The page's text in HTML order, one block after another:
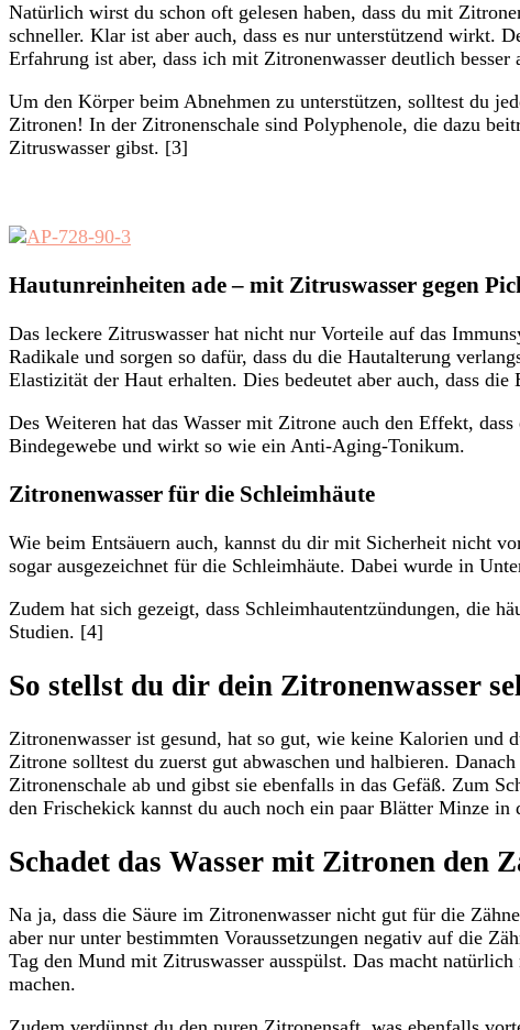
Natürlich wirst du schon oft gelesen haben, dass du mit
schneller. Klar ist aber auch, dass es nur unterstützend wirkt.
Erfahrung ist aber, dass ich mit Zitronenwasser deutlich
Um den Körper beim Abnehmen zu unterstützen, solltest du
Zitronen! In der Zitronenschale sind Polyphenole, die dazu
Zitruswasser gibst. [3]
Hautunreinheiten ade – mit Zitruswasser gegen
Das leckere Zitruswasser hat nicht nur Vorteile auf das
Radikale und sorgen so dafür, dass du die Hautalterung
Elastizität der Haut erhalten. Dies bedeutet aber auch, dass
Des Weiteren hat das Wasser mit Zitrone auch den Effekt, dass
Bindegewebe und wirkt so wie ein Anti-Aging-Tonikum.
Zitronenwasser für die Schleimhäute
Wie beim Entsäuern auch, kannst du dir mit Sicherheit nicht
sogar ausgezeichnet für die Schleimhäute. Dabei wurde in
Zudem hat sich gezeigt, dass Schleimhautentzündungen, die
Studien. [4]
So stellst du dir dein Zitronenwasser
Zitronenwasser ist gesund, hat so gut, wie keine Kalorien
Zitrone solltest du zuerst gut abwaschen und halbieren.
Zitronenschale ab und gibst sie ebenfalls in das Gefäß. Zum
den Frischekick kannst du auch noch ein paar Blätter Minze in
Schadet das Wasser mit Zitronen den
Na ja, dass die Säure im Zitronenwasser nicht gut für die
aber nur unter bestimmten Voraussetzungen negativ auf die
Tag den Mund mit Zitruswasser ausspülst. Das macht
machen.